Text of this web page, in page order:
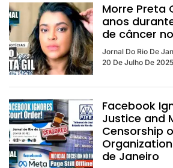
Morre Preta
anos
de câncer
Jornal Do Rio De
20 De Julho De 2025
Facebook
Justice and
Censorship
de Janeiro